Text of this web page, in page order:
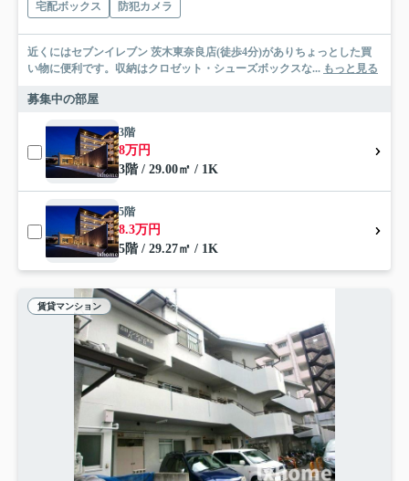
宅配ボックス 防犯カメラ
近くにはセブンイレブン 茨木東奈良店(徒歩4分)がありちょっとした買
い物に便利です。収納はクロゼット・シューズボックスな... もっと見る
募集中の部屋
3階
8万円
3階 / 29.00㎡ / 1K
5階
8.3万円
5階 / 29.27㎡ / 1K
賃貸マンション